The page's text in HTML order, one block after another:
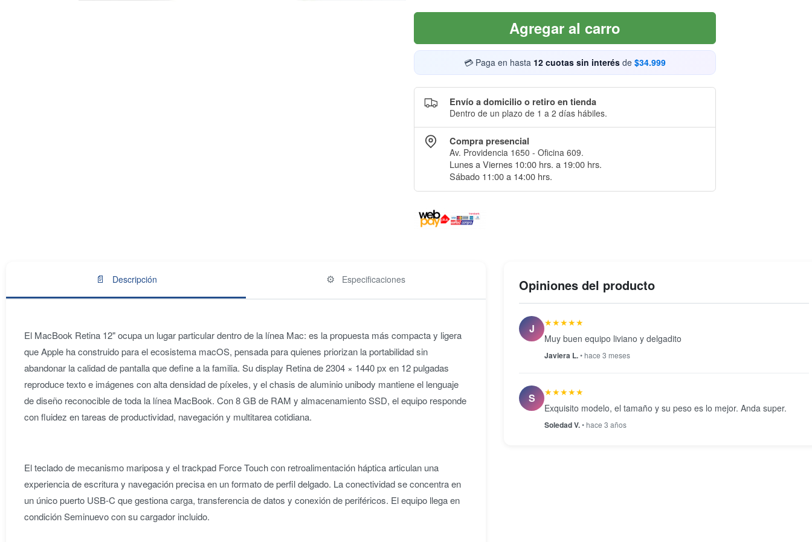
Agregar al carro
💳 Paga en hasta 12 cuotas sin interés de$34.999
Envío a domicilio o retiro en tienda
Dentro de un plazo de 1 a 2 días hábiles.
Compra presencial
Av. Providencia 1650 - Oficina 609.
Lunes a Viernes 10:00 hrs. a 19:00 hrs.
Sábado 11:00 a 14:00 hrs.
📄 Descripción ⚙️ Especificaciones
El MacBook Retina 12" ocupa un lugar particular dentro de la línea Mac: es la propuesta más compacta y ligera
que Apple ha construido para el ecosistema macOS, pensada para quienes priorizan la portabilidad sin
abandonar la calidad de pantalla que define a la familia. Su display Retina de 2304 × 1440 px en 12 pulgadas
reproduce texto e imágenes con alta densidad de píxeles, y el chasis de aluminio unibody mantiene el lenguaje
de diseño reconocible de toda la línea MacBook. Con 8 GB de RAM y almacenamiento SSD, el equipo responde
con fluidez en tareas de productividad, navegación y multitarea cotidiana.
El teclado de mecanismo mariposa y el trackpad Force Touch con retroalimentación háptica articulan una
experiencia de escritura y navegación precisa en un formato de perfil delgado. La conectividad se concentra en
un único puerto USB-C que gestiona carga, transferencia de datos y conexión de periféricos. El equipo llega en
condición Seminuevo con su cargador incluido.
Opiniones del producto
J
★★★★★
Muy buen equipo liviano y delgadito
Javiera L.• hace 3 meses
S
★★★★★
Exquisito modelo, el tamaño y su peso es lo mejor. Anda super.
Soledad V.• hace 3 años